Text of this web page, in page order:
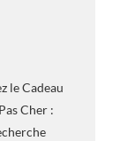
le Cadeau
Cher :